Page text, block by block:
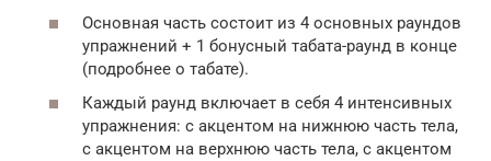
Основная часть состоит из 4 основных раундов
упражнений + 1 бонусный табата-раунд в конце
(подробнее о табате).
Каждый раунд включает в себя 4 интенсивных
упражнения: с акцентом на нижнюю часть тела,
с акцентом на верхнюю часть тела, с акцентом